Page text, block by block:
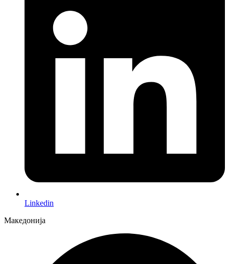
Linkedin
Македонија